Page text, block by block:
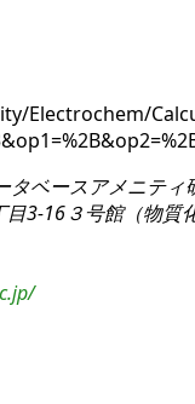
Electrochem/
タベースアメニティ
3-16３号館（物質